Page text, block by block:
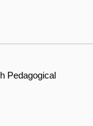
Pedagogical